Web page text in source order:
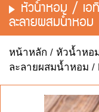
หัวน้ำหอม / เอ
ละลายผสมน้ำหอม
หน้าหลัก / หัวน้ำหอ
ละลายผสมน้ำหอม /